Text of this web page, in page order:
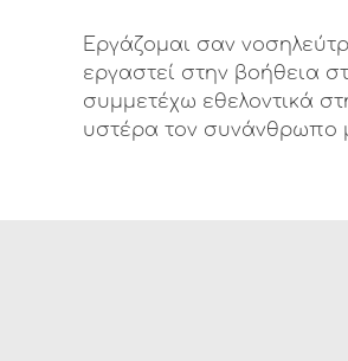
Εργάζομαι σαν
εργαστεί στην βοήθεια
συμμετέχω εθελοντικά
υστέρα τον συνάνθρωπο